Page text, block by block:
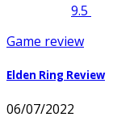
9.5
Game review
Elden Ring Review
06/07/2022